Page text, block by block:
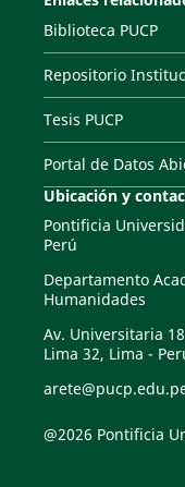
Biblioteca PUCP
Repositorio
Tesis PUCP
Portal de Datos
Ubicación y
Pontificia
Perú
Departamento
Humanidades
Av. Universitaria
Lima 32, Lima -
@2026 Pontificia